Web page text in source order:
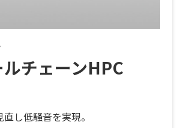
チェーンHPC
し低騒音を実現。